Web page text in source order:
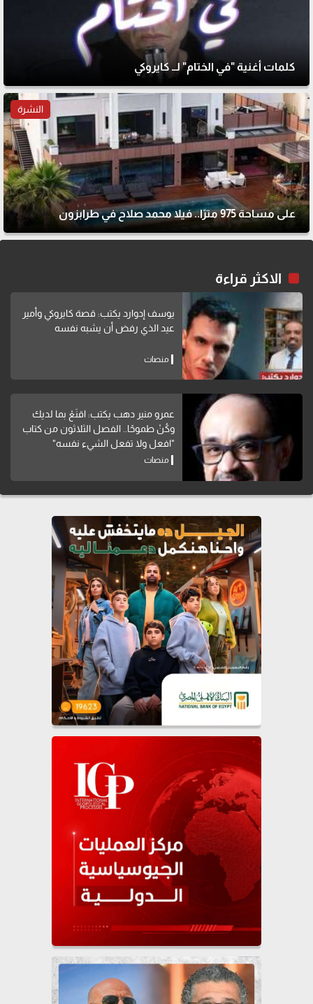
كلمات أغنية "في الختام" لــ كايروكي
النشرة
على مساحة 975 مترًا.. فيلا محمد صلاح في طرابزون
الاكثر قراءة
يوسف إدوارد يكتب: قصة كايروكي وأمير
عيد الذي رفض أن يشبه نفسه
منصات
عمرو منير دهب يكتب: اقنَعْ بما لديك
وكُنْ طموحًا.. الفصل الثلاثون من كتاب
"افعل ولا تفعل الشيء نفسه"
منصات